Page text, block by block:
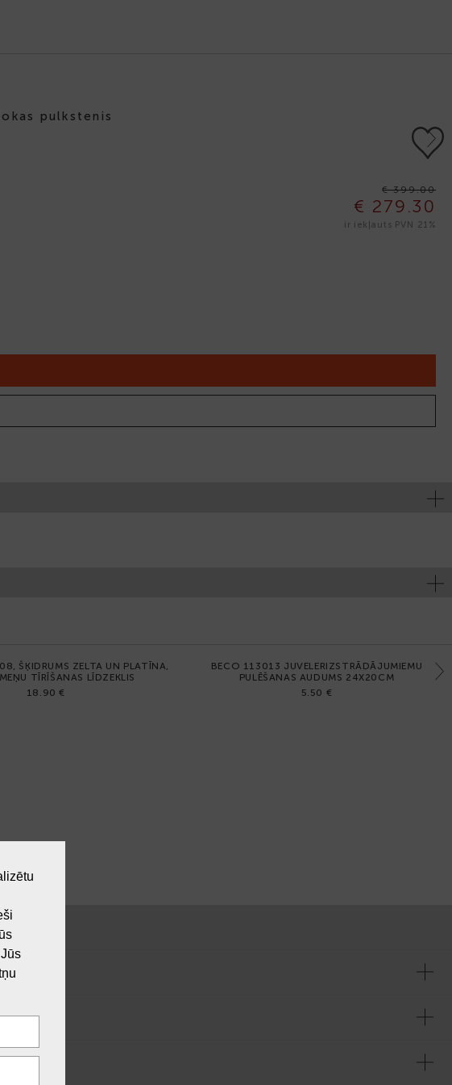
pulkstenis
Next
€ 399.00
€ 279.30
ir iekļauts PVN 21%
ŠĶIDRUMS ZELTA UN PLATĪNA,
TĪRĪŠANAS LĪDZEKLIS
18.90 €
BECO 113013 JUVELERIZSTRĀDĀJUMIEMU
PULĒŠANAS AUDUMS 24X20CM
5.50 €
Next